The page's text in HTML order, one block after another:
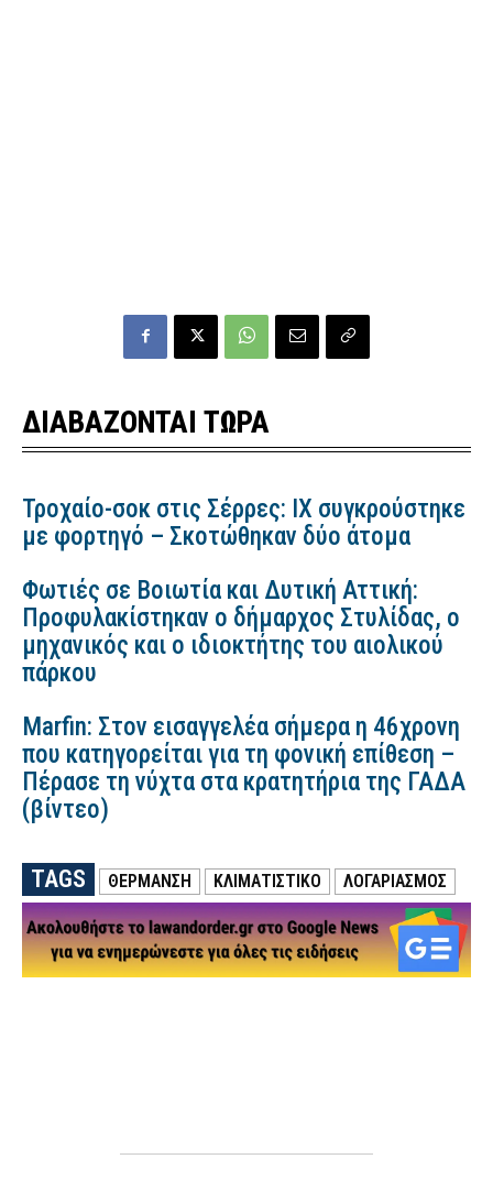
ΔΙΑΒΑΖΟΝΤΑΙ ΤΩΡΑ
Τροχαίο-σοκ στις Σέρρες: ΙΧ συγκρούστηκε
με φορτηγό – Σκοτώθηκαν δύο άτομα
Φωτιές σε Βοιωτία και Δυτική Αττική:
Προφυλακίστηκαν ο δήμαρχος Στυλίδας, ο
μηχανικός και ο ιδιοκτήτης του αιολικού
πάρκου
Marfin: Στον εισαγγελέα σήμερα η 46χρονη
που κατηγορείται για τη φονική επίθεση –
Πέρασε τη νύχτα στα κρατητήρια της ΓΑΔΑ
(βίντεο)
TAGS ΘΕΡΜΑΝΣΗ ΚΛΙΜΑΤΙΣΤΙΚΟ ΛΟΓΑΡΙΑΣΜΟΣ